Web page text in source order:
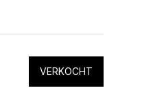
VERKOCHT